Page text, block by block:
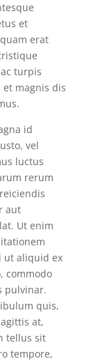
et
erat
turpis
et magnis dis
id
vel
luctus
rerum
aut
Ut enim
ut aliquid ex
commodo
pulvinar.
quis,
at,
tellus sit
tempore,